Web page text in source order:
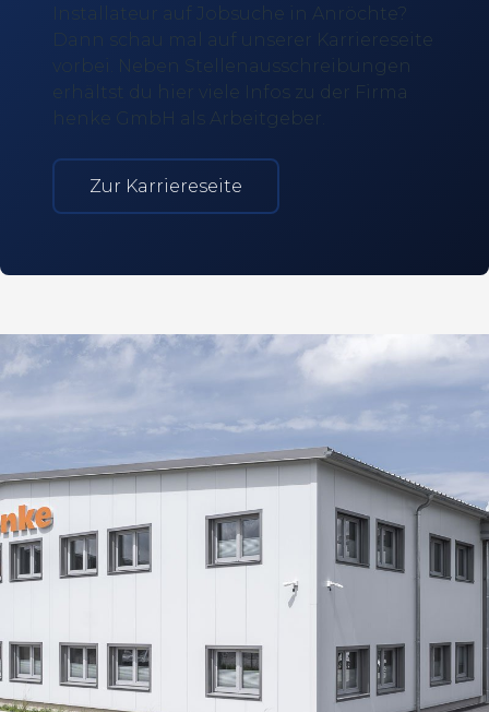
Installateur auf Jobsuche in Anröchte?
Dann schau mal auf unserer Karriereseite
vorbei. Neben Stellenausschreibungen
erhältst du hier viele
Infos
zu der Firma
henke GmbH als Arbeitgeber.
Zur Karriereseite